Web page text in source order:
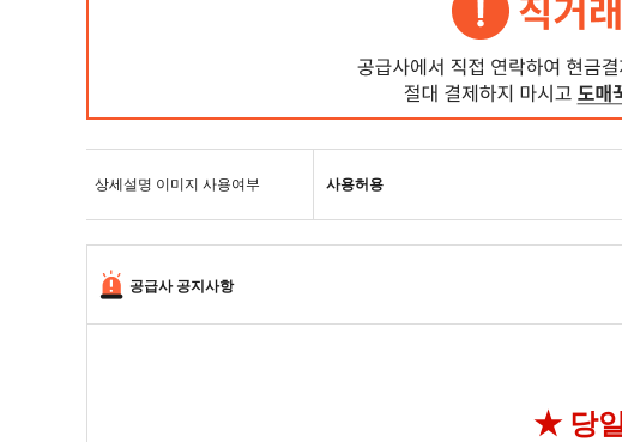
상세설명 이미지 사용여부 사용허용
공급사 공지사항
★ 당